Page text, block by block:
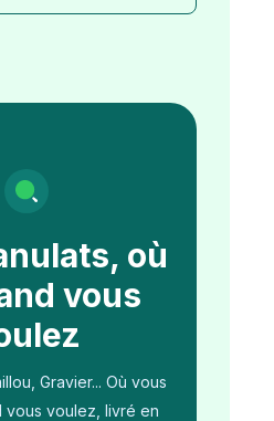
où
vous
Gravier... Où vous
vous voulez, livré en